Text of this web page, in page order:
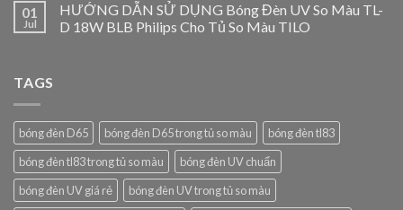
01
Jul
HƯỚNG DẪN SỬ DỤNG Bóng Đèn UV So Màu TL-
D 18W BLB Philips Cho Tủ So Màu TILO
TAGS
bóng đèn D65 bóng đèn D65 trong tủ so màu
bóng đèn tl83
bóng đèn tl83 trong tủ so màu
bóng đèn UV chuẩn
bóng đèn UV giá rẻ
bóng đèn UV trong tủ so màu